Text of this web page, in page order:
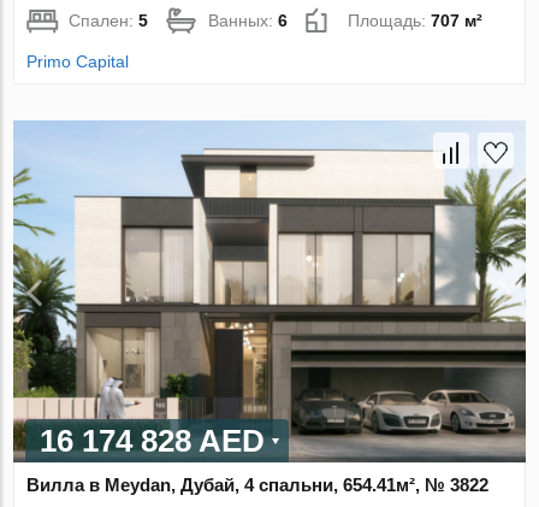
Спален:5 Ванных:6 Площадь:707 м²
Primo Capital
16 174 828 AED
Вилла в Meydan, Дубай, 4 спальни, 654.41м², № 3822